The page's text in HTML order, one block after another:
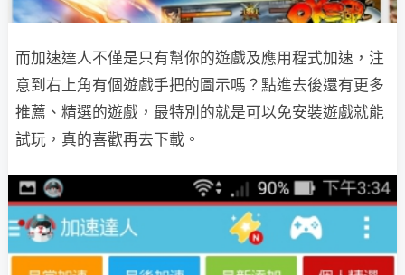
而加速達人不僅是只有幫你的遊戲及應用程式加速，注
意到右上角有個遊戲手把的圖示嗎？點進去後還有更多
推薦、精選的遊戲，最特別的就是可以免安裝遊戲就能
試玩，真的喜歡再去下載。